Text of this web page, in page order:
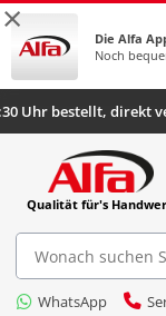
×
Die Alfa
Noch
Bis 16:30 Uhr
Qualität für's
WhatsApp